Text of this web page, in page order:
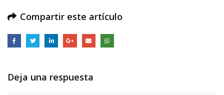
Compartir este artículo
Deja una respuesta